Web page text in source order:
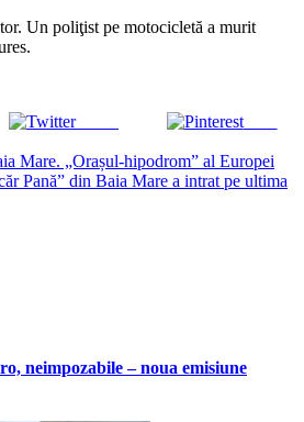
Un poliţist pe motocicletă a murit
Tweet Save
Mare. „Orașul-hipodrom” al Europei
Pană” din Baia Mare a intrat pe ultima
neimpozabile – noua emisiune